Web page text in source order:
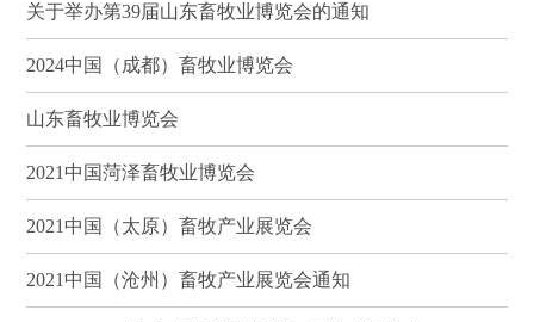
关于举办第39届山东畜牧业博览会的通知
2024中国（成都）畜牧业博览会
山东畜牧业博览会
2021中国菏泽畜牧业博览会
2021中国（太原）畜牧产业展览会
2021中国（沧州）畜牧产业展览会通知